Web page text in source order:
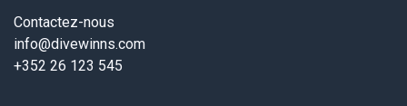
Contactez-nous
info@divewinns.com
+352 26 123 545